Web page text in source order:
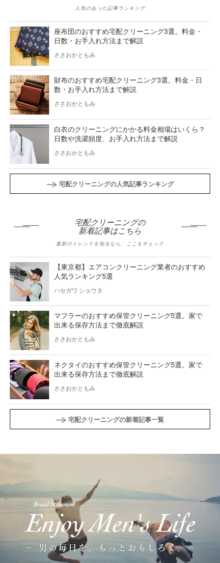
人気のあった記事ランキング
座布団のおすすめ宅配クリーニング3選。料金・
日数・お手入れ方法まで解説
ささおかともみ
財布のおすすめ宅配クリーニング3選。料金・日
数・お手入れ方法まで解説
ささおかともみ
白衣のクリーニングにかかる料金相場はいくら？
日数や洗濯頻度、お手入れ方法まで解説
ささおかともみ
宅配クリーニングの人気記事ランキング
宅配クリーニングの
新着記事はこちら
最新のトレンドを知るなら、ここをチェック
【東京都】エアコンクリーニング業者のおすすめ
人気ランキング5選
ハセガワ ショウタ
マフラーのおすすめ保管クリーニング5選。家で
出来る保存方法まで徹底解説
ささおかともみ
ネクタイのおすすめ保管クリーニング5選。家で
出来る保存方法まで徹底解説
ささおかともみ
宅配クリーニングの新着記事一覧